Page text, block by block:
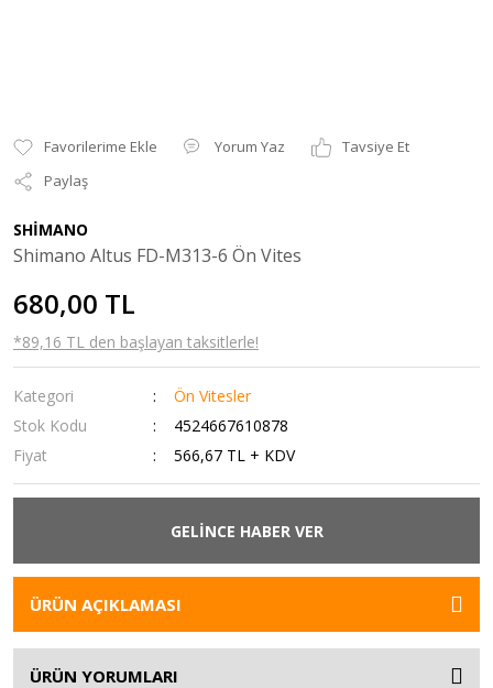
Yorum Yaz
Tavsiye Et
Paylaş
SHİMANO
Shimano Altus FD-M313-6 Ön Vites
680,00 TL
*89,16 TL den başlayan taksitlerle!
Kategori
Ön Vitesler
Stok Kodu
4524667610878
Fiyat
566,67 TL + KDV
GELİNCE HABER VER
ÜRÜN AÇIKLAMASI
ÜRÜN YORUMLARI